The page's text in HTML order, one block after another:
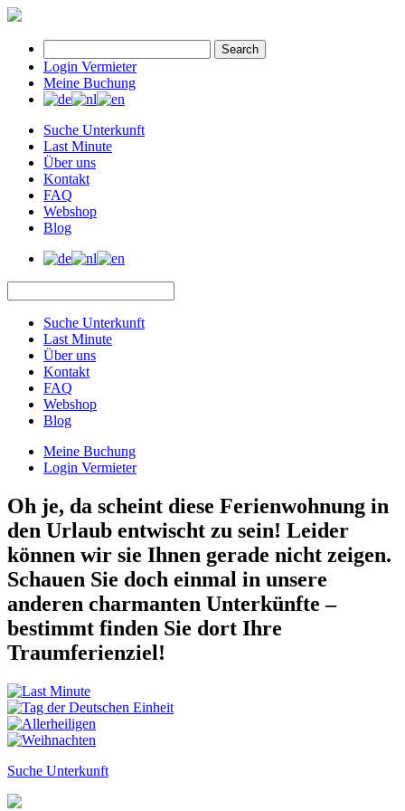
Search
Login Vermieter
Meine Buchung
Suche Unterkunft
Last Minute
Über uns
Kontakt
FAQ
Webshop
Blog
Suche Unterkunft
Last Minute
Über uns
Kontakt
FAQ
Webshop
Blog
Meine Buchung
Login Vermieter
Oh je, da scheint diese Ferienwohnung in
den Urlaub entwischt zu sein! Leider
können wir sie Ihnen gerade nicht zeigen.
Schauen Sie doch einmal in unsere
anderen charmanten Unterkünfte –
bestimmt finden Sie dort Ihre
Traumferienziel!
Suche Unterkunft